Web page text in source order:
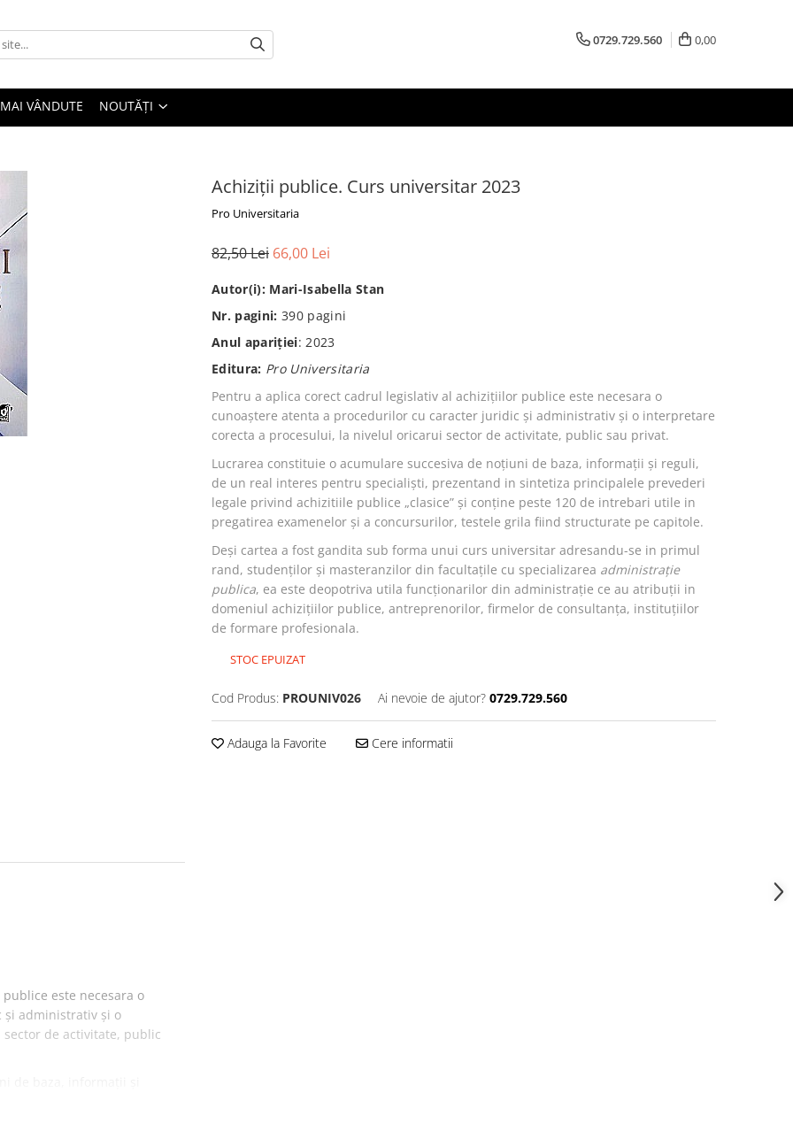
0729.729.560 0,00
VÂNDUTE NOUTĂȚI
Achiziții publice. Curs universitar 2023
Pro Universitaria
82,50 Lei 66,00 Lei
Autor(i): Mari-Isabella Stan
Nr. pagini: 390 pagini
Anul apariţiei: 2023
Editura: Pro Universitaria
Pentru a aplica corect cadrul legislativ al achizițiilor publice este necesara o
cunoaștere atenta a procedurilor cu caracter juridic și administrativ și o interpretare
corecta a procesului, la nivelul oricarui sector de activitate, public sau privat.
Lucrarea constituie o acumulare succesiva de noțiuni de baza, informații și reguli,
de un real interes pentru specialiști, prezentand in sintetiza principalele prevederi
legale privind achizitiile publice „clasice” și conține peste 120 de intrebari utile in
pregatirea examenelor și a concursurilor, testele grila fiind structurate pe capitole.
Deși cartea a fost gandita sub forma unui curs universitar adresandu-se in primul
rand, studenților și masteranzilor din facultațile cu specializarea administrație
publica, ea este deopotriva utila funcționarilor din administrație ce au atribuții in
domeniul achizițiilor publice, antreprenorilor, firmelor de consultanța, instituțiilor
de formare profesionala.
STOC EPUIZAT
Cod Produs: PROUNIV026 Ai nevoie de ajutor? 0729.729.560
Adauga la Favorite Cere informatii
este necesara o
și administrativ și o
de activitate, public
conține peste 120 de